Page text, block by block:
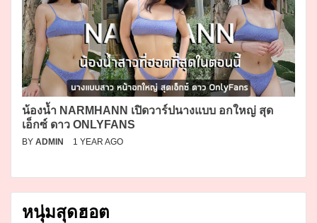
น้องน้ำ NARMHANN เปิดวาร์ปนางแบบ อกใหญ่ สุด
เอ็กซ์ ดาว ONLYFANS
BY ADMIN 1 YEAR AGO
หนุ่มสุดฮอต